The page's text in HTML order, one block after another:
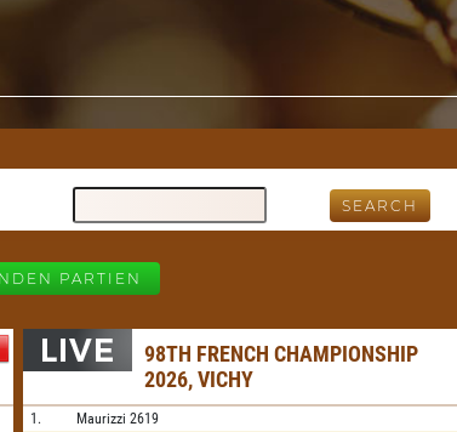
PARTIEN
98TH FRENCH CHAMPIONSHIP
2026, VICHY
1. Maurizzi 2619